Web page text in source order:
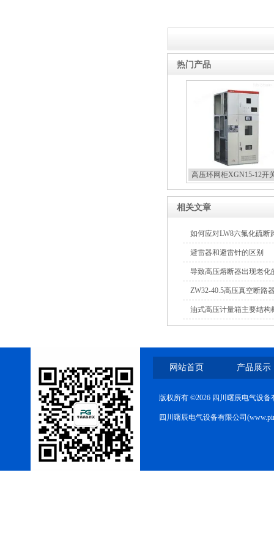
热门产品
高压环网柜XGN15-12开
相关文章
如何应对LW8六氟化硫
避雷器和避雷针的区别
导致高压熔断器出现老化
ZW32-40.5高压真空断路
查修复方案
油式高压计量箱主要结构
网站首页 产品展示
版权所有 ©2026 四川曙辰电气设
四川曙辰电气设备有限公司